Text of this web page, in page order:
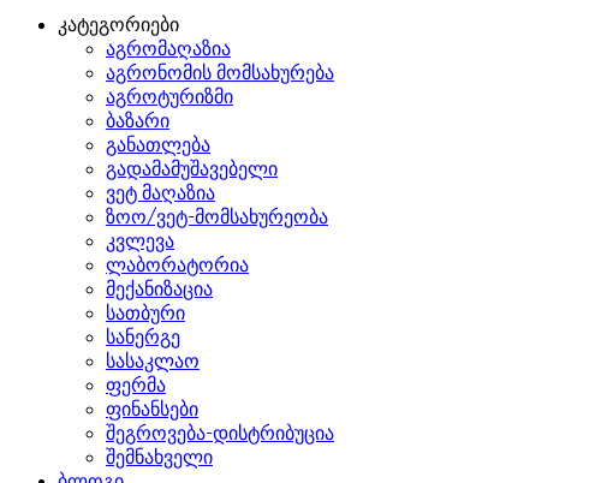
კატეგორიები
აგრომაღაზია
აგრონომის მომსახურება
აგროტურიზმი
ბაზარი
განათლება
გადამამუშავებელი
ვეტ მაღაზია
ზოო/ვეტ-მომსახურეობა
კვლევა
ლაბორატორია
მექანიზაცია
სათბური
სანერგე
სასაკლაო
ფერმა
ფინანსები
შეგროვება-დისტრიბუცია
შემნახველი